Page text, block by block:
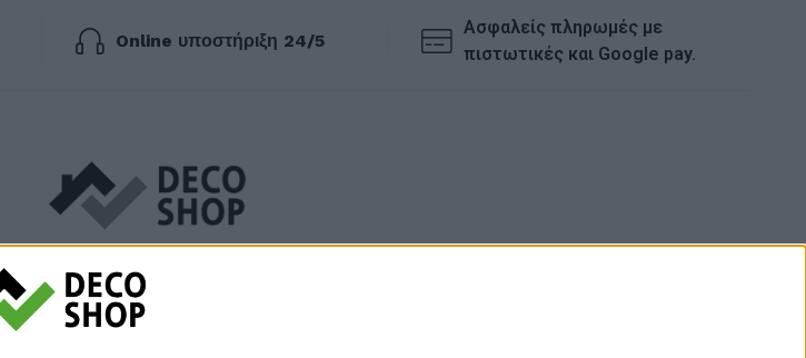
Online υποστήριξη 24/5
Ασφαλείς πληρωμές με
πιστωτικές και Google pay.